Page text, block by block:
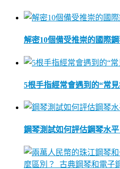
解密10個備受推崇的國際鋼
5根手指經常會遇到的“常
鋼琴測試如何評估鋼琴水平